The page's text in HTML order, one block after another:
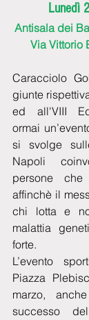
Lunedì
Antisala dei
Via Vittorio
Caracciolo
giunte
ed all'VIII
ormai
si svolge
Napoli
persone
affinchè il
chi lotta e
malattia
forte.
L’evento
Piazza
marzo,
successo